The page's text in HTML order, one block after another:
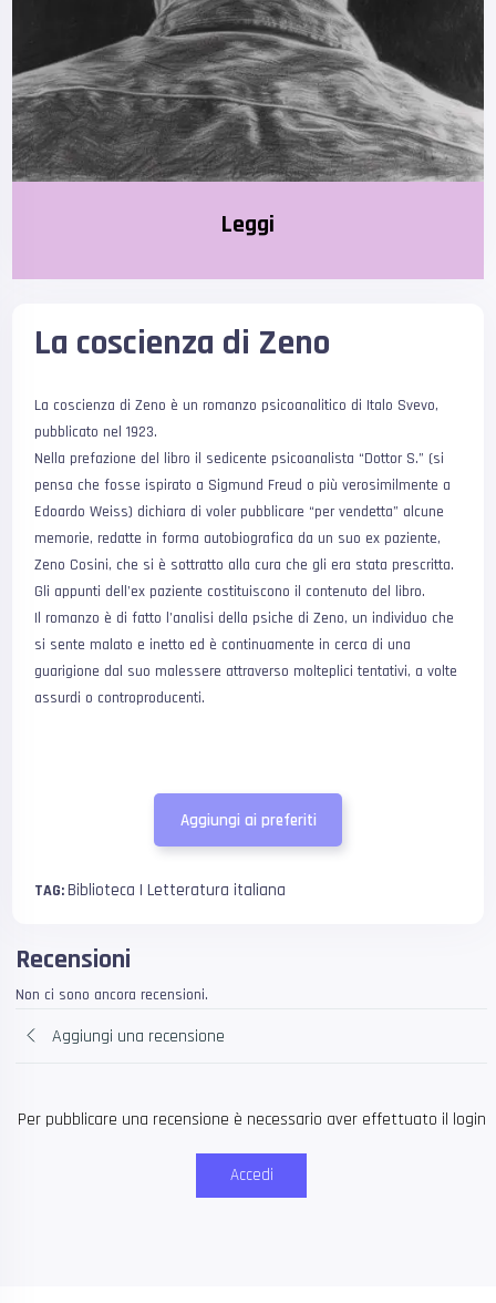
Leggi
La coscienza di Zeno
La coscienza di Zeno è un romanzo psicoanalitico di Italo Svevo,
pubblicato nel 1923.
Nella prefazione del libro il sedicente psicoanalista “Dottor S.” (si
pensa che fosse ispirato a Sigmund Freud o più verosimilmente a
Edoardo Weiss) dichiara di voler pubblicare “per vendetta” alcune
memorie, redatte in forma autobiografica da un suo ex paziente,
Zeno Cosini, che si è sottratto alla cura che gli era stata prescritta.
Gli appunti dell’ex paziente costituiscono il contenuto del libro.
Il romanzo è di fatto l’analisi della psiche di Zeno, un individuo che
si sente malato e inetto ed è continuamente in cerca di una
guarigione dal suo malessere attraverso molteplici tentativi, a volte
assurdi o controproducenti.
Aggiungi ai preferiti
TAG:Biblioteca | Letteratura italiana
Recensioni
Non ci sono ancora recensioni.
Aggiungi una recensione
Per pubblicare una recensione è necessario aver effettuato il login
Accedi